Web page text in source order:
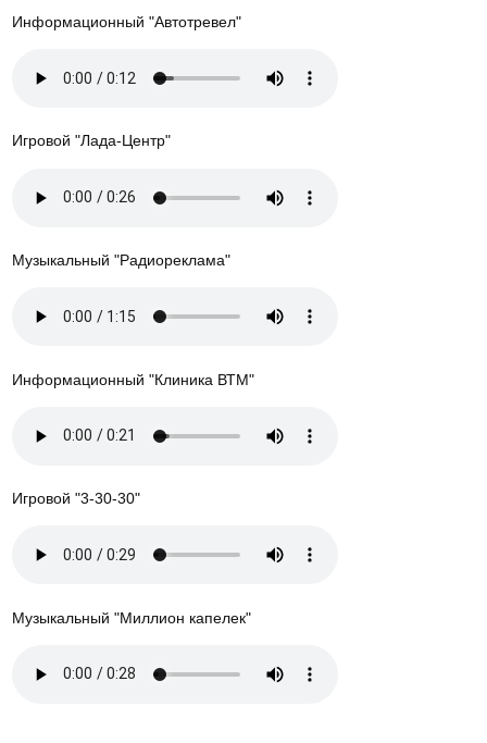
Информационный "Автотревел"
Игровой "Лада-Центр"
Музыкальный "Радиореклама"
Информационный "Клиника ВТМ"
Игровой "3-30-30"
Музыкальный "Миллион капелек"